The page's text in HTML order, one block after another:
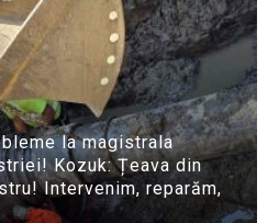
la magistrala
Kozuk: Țeava din
Intervenim, reparăm,